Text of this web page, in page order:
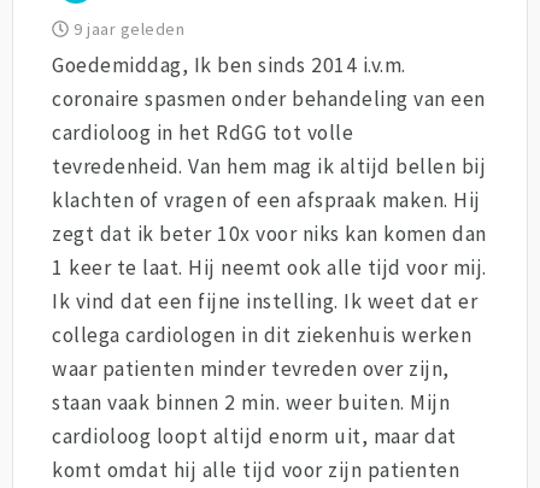
9 jaar geleden
Goedemiddag, Ik ben sinds 2014 i.v.m.
coronaire spasmen onder behandeling van een
cardioloog in het RdGG tot volle
tevredenheid. Van hem mag ik altijd bellen bij
klachten of vragen of een afspraak maken. Hij
zegt dat ik beter 10x voor niks kan komen dan
1 keer te laat. Hij neemt ook alle tijd voor mij.
Ik vind dat een fijne instelling. Ik weet dat er
collega cardiologen in dit ziekenhuis werken
waar patienten minder tevreden over zijn,
staan vaak binnen 2 min. weer buiten. Mijn
cardioloog loopt altijd enorm uit, maar dat
komt omdat hij alle tijd voor zijn patienten